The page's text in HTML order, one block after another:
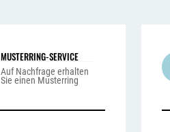
MUSTERRING-SERVICE
Auf Nachfrage erhalten
Sie einen Musterring